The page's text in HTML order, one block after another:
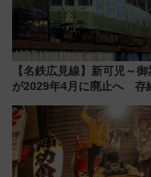
【名鉄広見線】新可児～御
が2029年4月に廃止へ 存